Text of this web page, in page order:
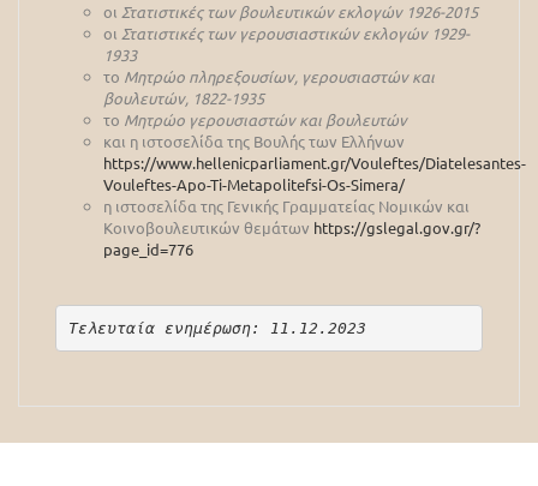
οι Στατιστικές των βουλευτικών εκλογών 1926-2015
οι Στατιστικές των γερουσιαστικών εκλογών 1929-
1933
το Μητρώο πληρεξουσίων, γερουσιαστών και
βουλευτών, 1822-1935
το Μητρώο γερουσιαστών και βουλευτών
και η ιστοσελίδα της Βουλής των Ελλήνων
https://www.hellenicparliament.gr/Vouleftes/Diatelesantes-
Vouleftes-Apo-Ti-Metapolitefsi-Os-Simera/
η ιστοσελίδα της Γενικής Γραμματείας Νομικών και
Κοινοβουλευτικών θεμάτων https://gslegal.gov.gr/?
page_id=776
Τελευταία ενημέρωση: 11.12.2023